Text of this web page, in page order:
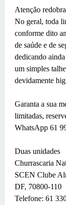
Atenção
No geral, toda
conforme dito
de saúde e de
dedicando
um simples
devidamente
Garanta a sua
limitadas,
WhatsApp 61
Duas unidades
Churrascaria
SCEN Clube
DF, 70800-110
Telefone: 61